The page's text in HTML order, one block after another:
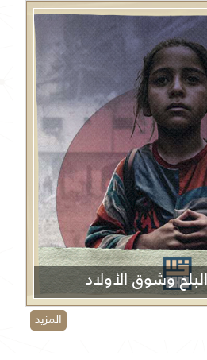
وشوق الأولاد
المزيد